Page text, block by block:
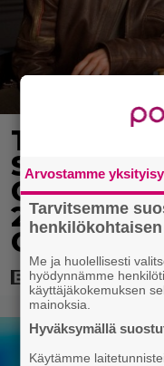
Tänään
Cruisen
21 vuotta
Cruisen
Arvostamme
Tarvitsemme
Me ja huolellisesti
hyödynnämme
käyttäjäkokemuksen
mainoksia.
Hyväksymällä
Käytämme